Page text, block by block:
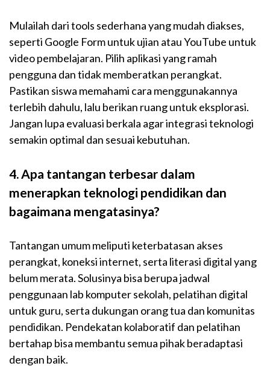
Mulailah dari tools sederhana yang mudah diakses,
seperti Google Form untuk ujian atau YouTube untuk
video pembelajaran. Pilih aplikasi yang ramah
pengguna dan tidak memberatkan perangkat.
Pastikan siswa memahami cara menggunakannya
terlebih dahulu, lalu berikan ruang untuk eksplorasi.
Jangan lupa evaluasi berkala agar integrasi teknologi
semakin optimal dan sesuai kebutuhan.
4. Apa tantangan terbesar dalam
menerapkan teknologi pendidikan dan
bagaimana mengatasinya?
Tantangan umum meliputi keterbatasan akses
perangkat, koneksi internet, serta literasi digital yang
belum merata. Solusinya bisa berupa jadwal
penggunaan lab komputer sekolah, pelatihan digital
untuk guru, serta dukungan orang tua dan komunitas
pendidikan. Pendekatan kolaboratif dan pelatihan
bertahap bisa membantu semua pihak beradaptasi
dengan baik.